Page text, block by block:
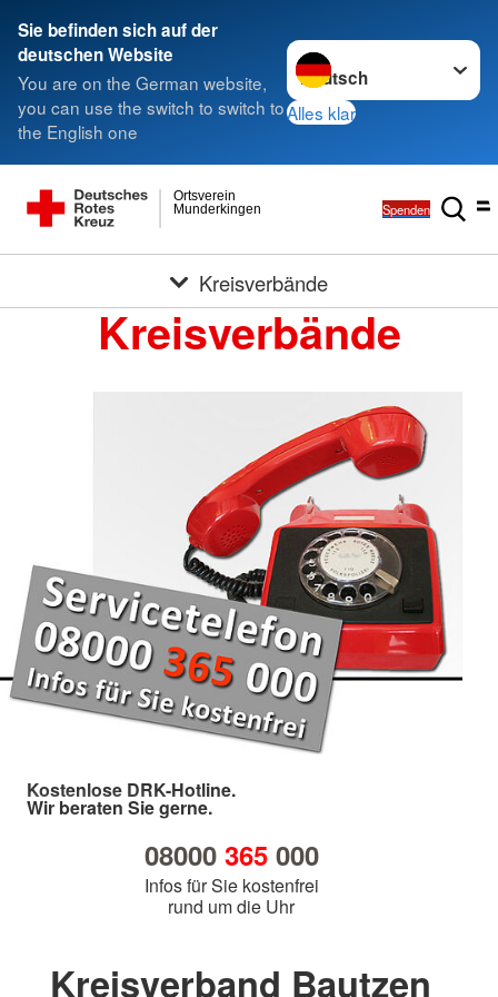
Sie befinden sich auf der
deutschen Website
You are on the German website,
you can use the switch to switch to
the English one
Sprache wechseln zu
Alles klar
Munderkingen
Ortsverein
Spenden
Kreisverbände
Kreisverbände
Kostenlose DRK-Hotline.
Wir beraten Sie gerne.
08000 365000
Infos für Sie kostenfrei
rund um die Uhr
Kreisverband Bautzen